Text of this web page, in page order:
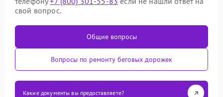
свой вопрос.
Общие вопросы
Вопросы по ремонту беговых дорожек
Какие документы вы предоставляете?